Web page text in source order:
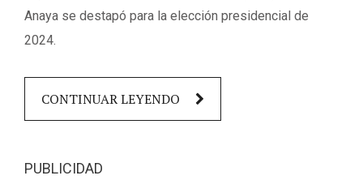
Anaya se destapó para la elección presidencial de
2024.
CONTINUAR LEYENDO
PUBLICIDAD